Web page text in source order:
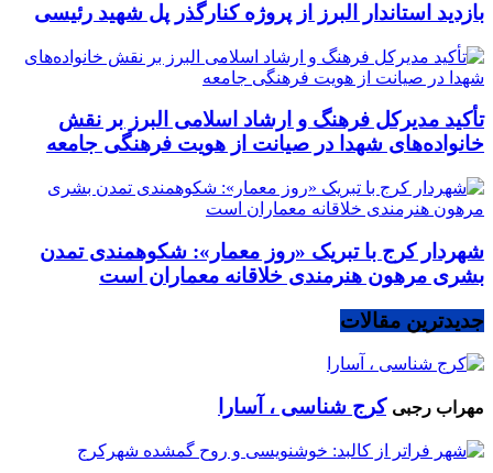
بازدید استاندار البرز از پروژه کنارگذر پل شهید رئیسی
تأکید مدیرکل فرهنگ و ارشاد اسلامی البرز بر نقش
خانواده‌های شهدا در صیانت از هویت فرهنگی جامعه
شهردار کرج با تبریک «روز معمار»: شکوهمندی تمدن
بشری مرهون هنرمندی خلاقانه معماران است
جدیدترین مقالات
مهراب رجبی کرج شناسی ، آسارا